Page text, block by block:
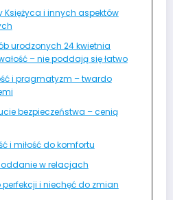
Księżyca i innych aspektów
urodzonych 24 kwietnia
– nie poddają się łatwo
i pragmatyzm – twardo
bezpieczeństwa – cenią
i miłość do komfortu
oddanie w relacjach
perfekcji i niechęć do zmian